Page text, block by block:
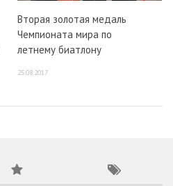
Вторая золотая медаль
Чемпионата мира по
летнему биатлону
25.08.2017